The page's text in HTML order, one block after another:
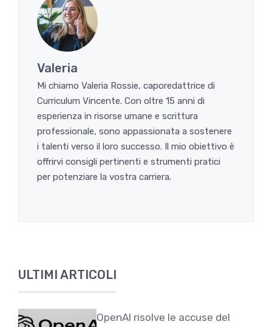
Valeria
Mi chiamo Valeria Rossie, caporedattrice di
Curriculum Vincente. Con oltre 15 anni di
esperienza in risorse umane e scrittura
professionale, sono appassionata a sostenere
i talenti verso il loro successo. Il mio obiettivo è
offrirvi consigli pertinenti e strumenti pratici
per potenziare la vostra carriera.
ULTIMI ARTICOLI
OpenAI risolve le accuse del